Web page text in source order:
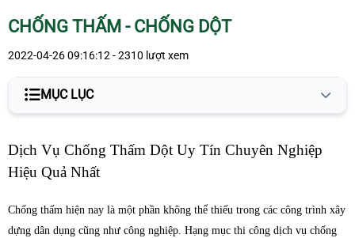
CHỐNG THẤM - CHỐNG DỘT
2022-04-26 09:16:12 - 2310 lượt xem
MỤC LỤC
Nhất
2. Tại sao cần dịch vụ chống thấm ?
Dịch Vụ Chống Thấm Dột Uy Tín Chuyên Nghiệp
Hiệu Quả Nhất
Chống thấm hiện nay là một phần không thể thiếu trong các công trình xây
dựng dân dụng cũng như công nghiệp. Hạng mục thi công dịch vụ chống